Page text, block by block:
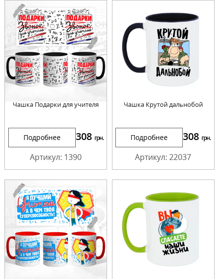
Чашка Подарки для учителя
Подробнее 308 грн.
Артикул: 1390
Чашка Крутой дальнобой
Подробнее 308 грн.
Артикул: 22037